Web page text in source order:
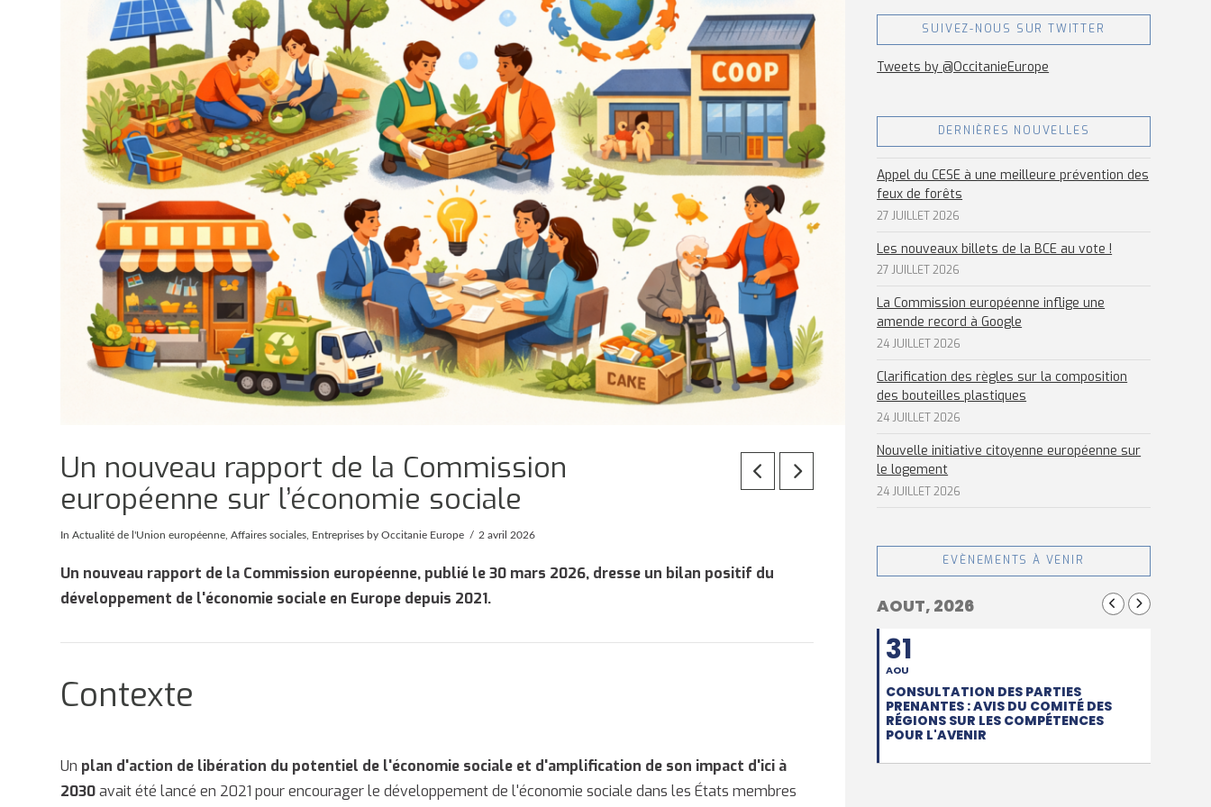
Un nouveau rapport de la Commission
européenne sur l’économie sociale
InActualité de l'Union européenne ,Affaires sociales Entreprises by Occitanie Europe 2 avril 2026
Un nouveau rapport de la Commission européenne, publié le 30 mars 2026, dresse un bilan positif du
développement de l'économie sociale en Europe depuis 2021.
Contexte
Un plan d'action de libération du potentiel de l'économie sociale et d'amplification de son impact d'ici à
2030avait été lancé en 2021 pour encourager le développement de l'économie sociale dans les États membres
SUIVEZ-NOUS SUR TWITTER
Tweets by @OccitanieEurope
DERNIÈRES NOUVELLES
Appel du CESE à une meilleure prévention des
feux de forêts
27 JUILLET 2026
Les nouveaux billets de la BCE au vote !
27 JUILLET 2026
La Commission européenne inflige une
amende record à Google
24 JUILLET 2026
Clarification des règles sur la composition
des bouteilles plastiques
24 JUILLET 2026
Nouvelle initiative citoyenne européenne sur
le logement
24 JUILLET 2026
EVÈNEMENTS À VENIR
AOUT, 2026
31
AOU
CONSULTATION DES PARTIES
PRENANTES : AVIS DU COMITÉ DES
RÉGIONS SUR LES COMPÉTENCES
POUR L'AVENIR